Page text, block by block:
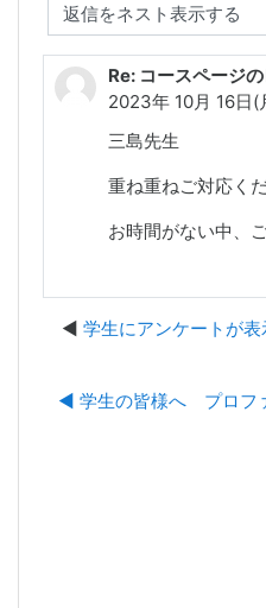
表示モード
Re: コースページ
2023年 10月 16日(
三島先生
重ね重ねご対応く
お時間がない中、
学生にアンケートが
◀︎ 学生の皆様へ プロフ